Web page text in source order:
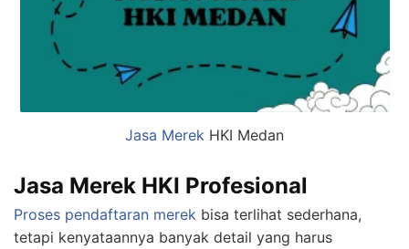
Jasa Merek HKI Medan
Jasa Merek HKI Profesional
Proses pendaftaran merek bisa terlihat sederhana,
tetapi kenyataannya banyak detail yang harus